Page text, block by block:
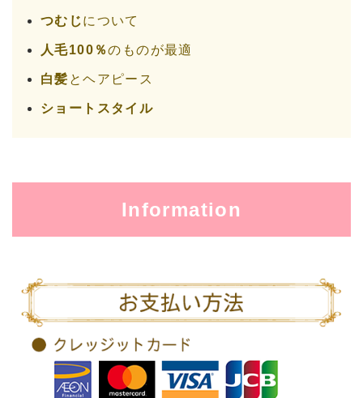
つむじについて
人毛100％のものが最適
白髪 とヘアピース
ショートスタイル
Information